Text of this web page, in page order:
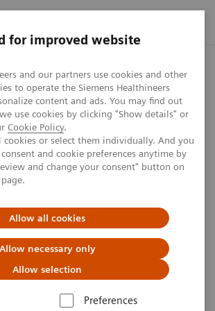
for improved website
and our partners use cookies and other
to operate the Siemens Healthineers
content and ads. You may find out
use cookies by clicking "Show details" or
Cookie Policy.
cookies or select them individually. And you
and cookie preferences anytime by
and change your consent" button on
page.
Allow all cookies
Allow necessary only
Allow selection
Preferences
Center Press features
für das dritte
GJ 2021
des Geschäftsjahres 2021. Die
wurde live übertragen.